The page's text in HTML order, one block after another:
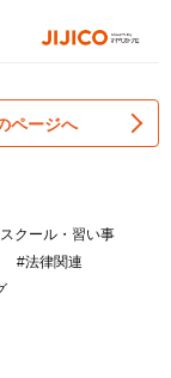
ページへ
クール・習い事
#法律関連